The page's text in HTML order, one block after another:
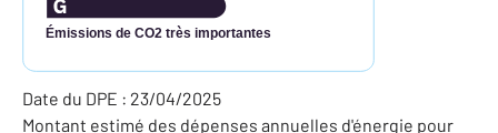
Émissions de CO2 très importantes
Date du DPE : 23/04/2025
Montant estimé des dépenses annuelles d'énergie pour